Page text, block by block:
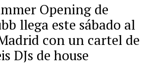
Opening de
llega este sábado al
con un cartel de
DJs de house